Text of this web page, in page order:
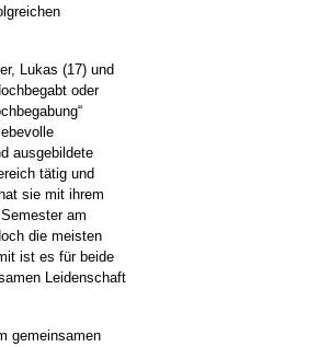
Lukas (17) und
oder
ausgebildete
tätig und
sie mit ihrem
am
die meisten
ist es für beide
Leidenschaft
gemeinsamen